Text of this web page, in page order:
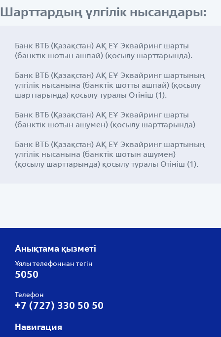
Шарттардың үлгілік нысандары:
Банк ВТБ (Қазақстан) АҚ ЕҰ Эквайринг шарты
(банктік шотын ашпай) (қосылу шарттарында).
Банк ВТБ (Қазақстан) АҚ ЕҰ Эквайринг шартының
үлгілік нысанына (банктік шотты ашпай) (қосылу
шарттарында) қосылу туралы Өтініш (1).
Банк ВТБ (Қазақстан) АҚ ЕҰ Эквайринг шарты
(банктік шотын ашумен) (қосылу шарттарында)
Банк ВТБ (Қазақстан) АҚ ЕҰ Эквайринг шартының
үлгілік нысанына (банктік шотын ашумен)
(қосылу шарттарында) қосылу туралы Өтініш (1).
Анықтама қызметі
Ұялы телефоннан тегін
5050
Телефон
+7 (727) 330 50 50
Навигация